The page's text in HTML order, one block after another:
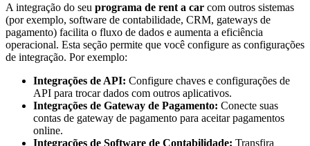
A integração do seu programa de rent a car com outros sistemas
(por exemplo, software de contabilidade, CRM, gateways de
pagamento) facilita o fluxo de dados e aumenta a eficiência
operacional. Esta seção permite que você configure as configurações
de integração. Por exemplo:
Integrações de API: Configure chaves e configurações de
API para trocar dados com outros aplicativos.
Integrações de Gateway de Pagamento: Conecte suas
contas de gateway de pagamento para aceitar pagamentos
online.
Integrações de Software de Contabilidade: Transfira